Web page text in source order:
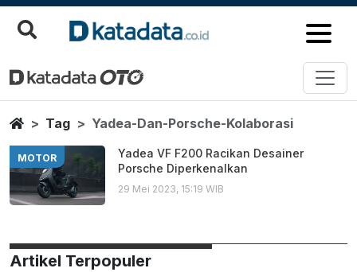
Yadea Dan Porsche Kolaborasi
Berita Terbaru
HomeTag Yadea-Dan-Porsche-Kolaborasi
MOTOR
Yadea VF F200 Racikan Desainer
Porsche Diperkenalkan
29 Mei 2023, 15:19 WIB
Artikel Terpopuler